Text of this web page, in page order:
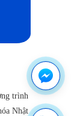
trình
Nhật